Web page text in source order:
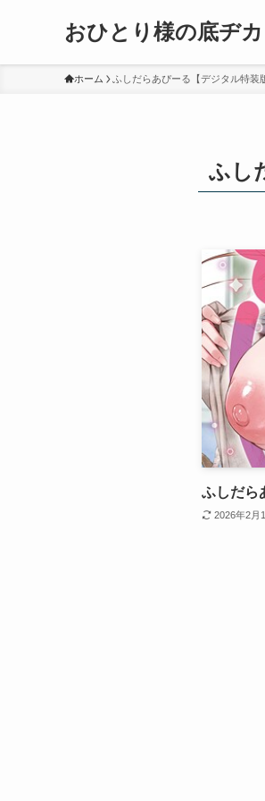
おひとり様の底ヂカ
ホーム ふしだらあぴーる【デジタル特装
ふし
ふしだら
2026年2月